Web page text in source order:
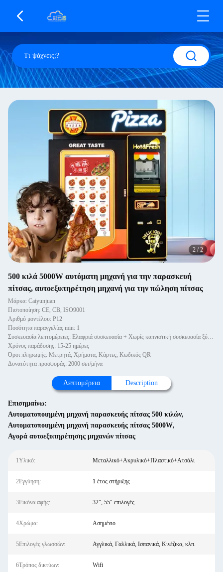
2 /2
500 κιλά 5000W αυτόματη μηχανή για την παρασκευή
πίτσας, αυτοεξυπηρέτηση μηχανή για την πώληση πίτσας
Μάρκα: Caiyunjuan
Πιστοποίηση: CE, CB, ISO9001
Αριθμό μοντέλου: P12
Ποσότητα παραγγελίας min: 1
Συσκευασία λεπτομέρειες: Ελαφριά συσκευασία + Χωρίς καπνιστική συσκευασία ξύλινα κουτιά
Χρόνος παράδοσης: 15-25 ημέρες
Όροι πληρωμής: Μετρητά, Χρήματα, Κάρτες, Κωδικός QR
Δυνατότητα προσφοράς: 2000 σετ/μήνα
Λεπτομέρεια Description
Επισημαίνω:
Αυτοματοποιημένη μηχανή παρασκευής πίτσας 500 κιλών,
Αυτοματοποιημένη μηχανή παρασκευής πίτσας 5000W,
Αγορά αυτοεξυπηρέτησης μηχανών πίτσας
1Υλικό: Μεταλλικό+Ακρυλικό+Πλαστικό+Ατσάλι
2Εγγύηση: 1 έτος στήριξης
3Εικόνα αφής: 32", 55" επιλογές
4Χρώμα: Ασημένιο
5Επιλογές γλωσσών: Αγγλικά, Γαλλικά, Ισπανικά, Κινέζικα, κλπ.
6Τρόπος δικτύων: Wifi